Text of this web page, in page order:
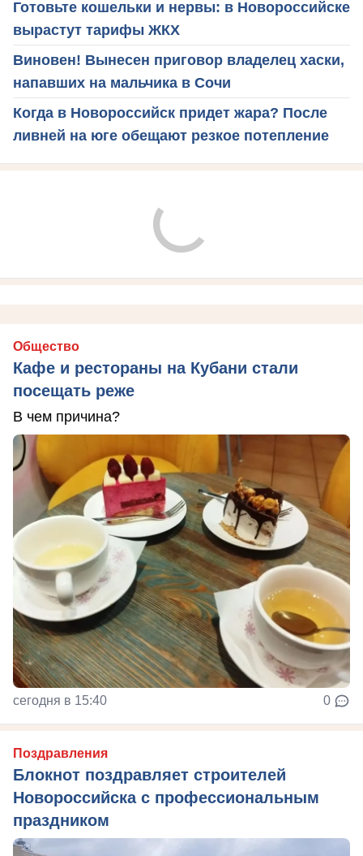
Готовьте кошельки и нервы: в Новороссийске
вырастут тарифы ЖКХ
Виновен! Вынесен приговор владелец хаски,
напавших на мальчика в Сочи
Когда в Новороссийск придет жара? После
ливней на юге обещают резкое потепление
Общество
Кафе и рестораны на Кубани стали
посещать реже
В чем причина?
сегодня в 15:40 0
Поздравления
Блокнот поздравляет строителей
Новороссийска с профессиональным
праздником